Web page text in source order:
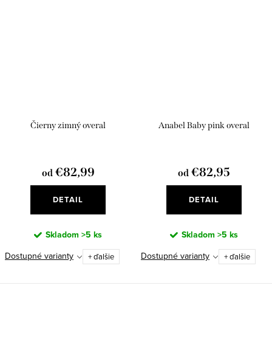
Čierny zimný overal
od€82,99
DETAIL
Skladom >5 ks
Dostupné varianty
+ ďalšie
Anabel Baby pink overal
od €82,95
DETAIL
Skladom >5 ks
Dostupné varianty
+ ďalšie